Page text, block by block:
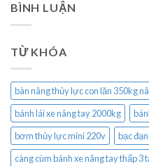
BÌNH LUẬN
TỪ KHÓA
bàn nâng thủy lực con lăn 350kg
bánh lái xe nâng tay 2000kg
bơm thủy lực mini 220v
bạc
càng cùm bánh xe nâng tay thấp 3